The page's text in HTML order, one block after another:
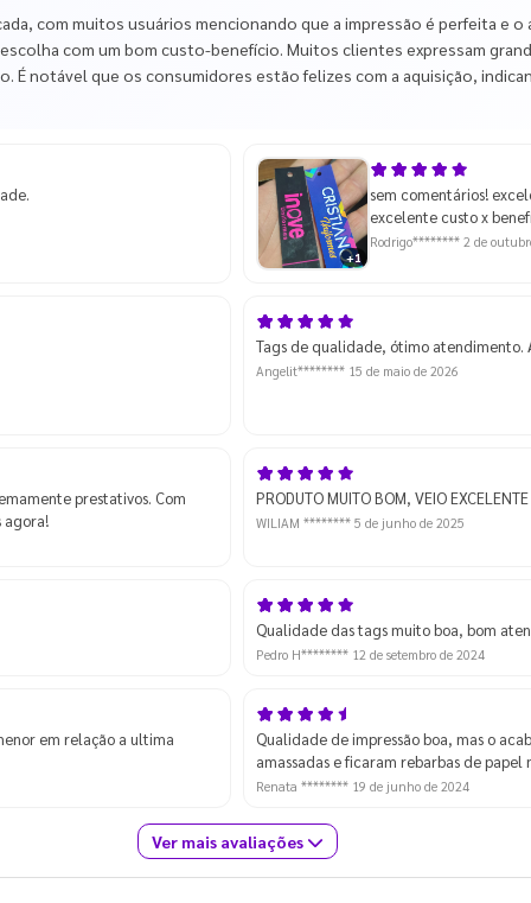
com muitos usuários mencionando que a impressão é perfeita e
com um bom custo-benefício. Muitos clientes expressam
notável que os consumidores estão felizes com a aquisição,
+1
sem comentários!
excelente custo x
Rodrigo******** 2 de
Tags de qualidade, ótimo atendimento.
Angelit******** 15 de maio de 2026
prestativos. Com
agora!
PRODUTO MUITO BOM, VEIO
WILIAM ******** 5 de junho de 2025
Qualidade das tags muito boa, bom
Pedro H******** 12 de setembro de 2024
em relação a ultima
Qualidade de impressão boa, mas o
amassadas e ficaram rebarbas de
Renata ******** 19 de junho de 2024
Ver mais avaliações